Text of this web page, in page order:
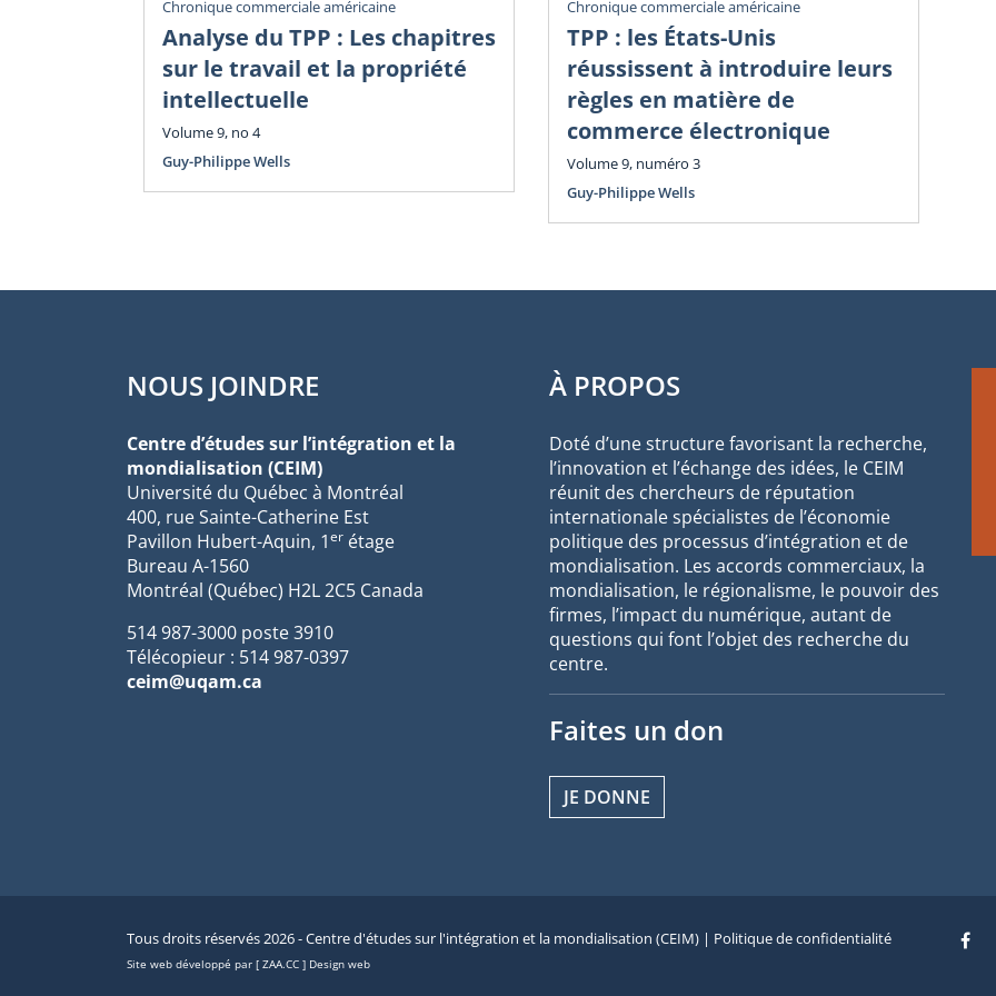
Chronique commerciale américaine
Analyse du TPP : Les chapitres
sur le travail et la propriété
intellectuelle
Volume 9, no 4
Guy-Philippe Wells
Chronique commerciale américaine
TPP : les États-Unis
réussissent à introduire leurs
règles en matière de
commerce électronique
Volume 9, numéro 3
Guy-Philippe Wells
NOUS JOINDRE
Centre d’études sur l’intégration et la
mondialisation (CEIM)
Université du Québec à Montréal
400, rue Sainte-Catherine Est
Pavillon Hubert-Aquin, 1er étage
Bureau A-1560
Montréal (Québec) H2L 2C5 Canada
514 987-3000 poste 3910
Télécopieur : 514 987-0397
ceim@uqam.ca
À PROPOS
Doté d’une structure favorisant la recherche,
l’innovation et l’échange des idées, le CEIM
réunit des chercheurs de réputation
internationale spécialistes de l’économie
politique des processus d’intégration et de
mondialisation. Les accords commerciaux, la
mondialisation, le régionalisme, le pouvoir des
firmes, l’impact du numérique, autant de
questions qui font l’objet des recherche du
centre.
Faites un don
JE DONNE
Tous droits réservés 2026 - Centre d'études sur l'intégration et la mondialisation (CEIM) | Politique de confidentialité
Site web développé par [ ZAA.CC ] Design web